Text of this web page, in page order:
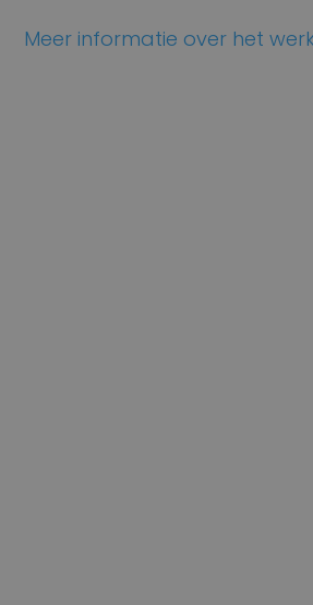
Meer informatie over het